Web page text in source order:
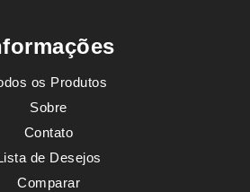
os Produtos
Sobre
Contato
de Desejos
Comparar